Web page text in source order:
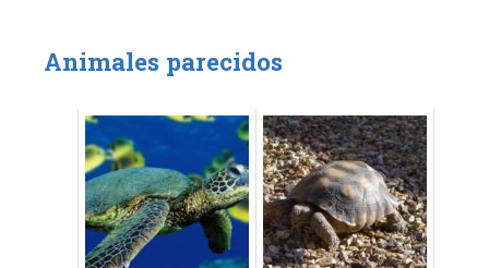
Animales parecidos